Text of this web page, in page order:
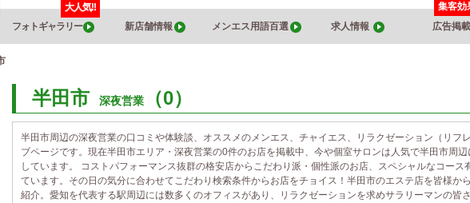
フォトギャラリー
大人気!!
新店舗情報
メンエス用語百選 求人情報 広告掲載
集客効
半田市 深夜営業 （0）
半田市周辺の深夜営業の口コミや体験談、オススメのメンエス、チャイエス、リラクゼーション（リフ
ブページです。現在半田市エリア・深夜営業の0件のお店を掲載中、今や個室サロンは人気で半田市周
しています。 コストパフォーマンス抜群の格安店からこだわり派・個性派のお店、スペシャルなコース
ています。その日の気分に合わせてこだわり検索条件からお店をチョイス！半田市のエステ店を皆様か
紹介。愛知を代表する駅周辺には数多くのオフィスがあり、リラクゼーションを求めサラリーマンの皆